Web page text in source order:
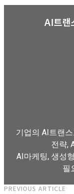
AI트랜
기업의 AI트랜
전략,
AI마케팅, 생성
필
PREVIOUS ARTICLE